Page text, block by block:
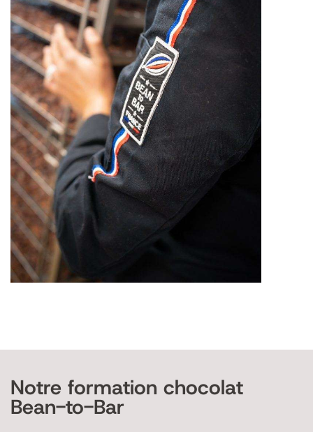
Notre formation chocolat
Bean-to-Bar